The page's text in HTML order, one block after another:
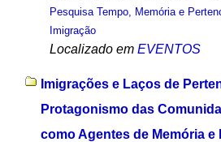
Pesquisa Tempo, Memória e
Imigração
Localizado em EVENTOS
Imigrações e Laços de
Protagonismo das
como Agentes de Memória e